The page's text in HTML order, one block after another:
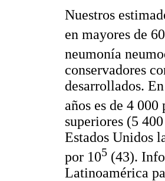
Nuestros
en mayores de
neumonía
conservadores
desarrollados.
años es de 4 000
superiores (5
Estados Unidos
por 105 (43).
Latinoamérica